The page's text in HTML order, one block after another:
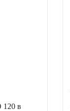
в